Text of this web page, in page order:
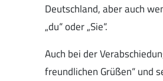
Deutschland, aber auch
„du“ oder „Sie“.
Auch bei der
freundlichen Grüßen“ und